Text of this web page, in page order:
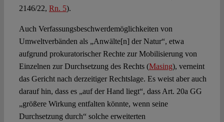
2146/22, Rn. 5).
Auch Verfassungsbeschwerdemöglichkeiten von
Umweltverbänden als „Anwälte[n] der Natur“, etwa
aufgrund prokuratorischer Rechte zur Mobilisierung von
Einzelnen zur Durchsetzung des Rechts (Masing), verneint
das Gericht nach derzeitiger Rechtslage. Es weist aber auch
darauf hin, dass es „auf der Hand liegt“, dass Art. 20a GG
„größere Wirkung entfalten könnte, wenn seine
Durchsetzung durch“ solche erweiterten